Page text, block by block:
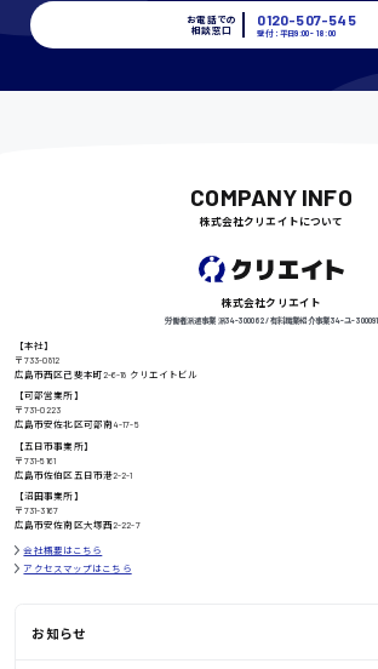
高知県
鳥取県
日給8000円〜
お電話での
相談窓口
0120-507-545
受付：平日9:00 - 18:00
COMPANY INFO
株式会社クリエイトについて
株式会社クリエイト
労働者派遣事業 派34-300062 / 有料職業紹介事業 34-ユ-300091
【本社】
〒733-0812
広島市西区己斐本町2-6-18 クリエイトビル
【可部営業所】
〒731-0223
広島市安佐北区可部南4-17-5
【五日市事業所】
〒731-5161
広島市佐伯区五日市港2-2-1
【沼田事業所】
〒731-3167
広島市安佐南区大塚西2-22-7
会社概要はこちら
アクセスマップはこちら
お知らせ